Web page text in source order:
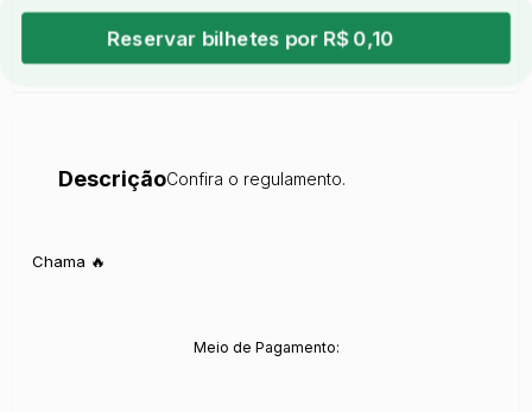
Reservar bilhetes por R$ 0,10
DescriçãoConfira o regulamento.
Chama 🔥
Meio de Pagamento: